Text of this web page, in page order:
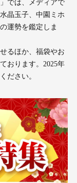
では、メディアで
晶玉子、中園ミホ
運勢を鑑定しま
るほか、福袋やお
おります。2025年
ださい。